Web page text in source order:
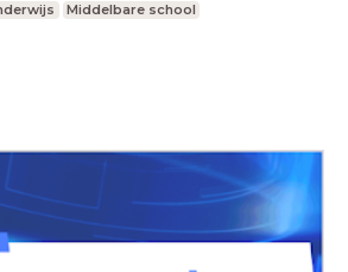
Middelbare school